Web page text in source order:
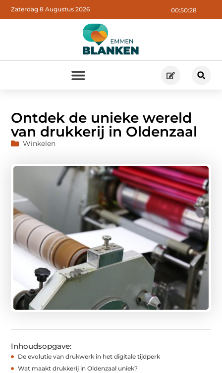
00:50:30
Zaterdag 8 Augustus 2026
Ontdek de unieke wereld
van drukkerij in Oldenzaal
Winkelen
Inhoudsopgave:
De evolutie van drukwerk in het digitale tijdperk
Wat maakt drukkerij in Oldenzaal uniek?